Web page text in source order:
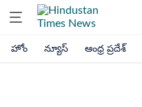
హోం న్యూస్ ఆంధ్ర ప్రదేశ్